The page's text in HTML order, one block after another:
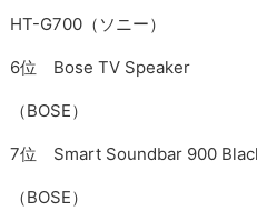
HT-G700（ソニー）
6位 Bose TV Speaker
（BOSE）
7位 Smart Soundbar 900
（BOSE）